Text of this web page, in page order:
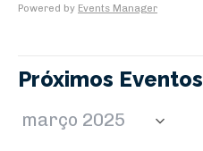
Powered by Events Manager
Próximos Eventos